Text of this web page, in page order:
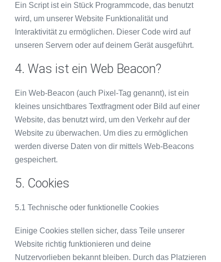
Ein Script ist ein Stück Programmcode, das benutzt
wird, um unserer Website Funktionalität und
Interaktivität zu ermöglichen. Dieser Code wird auf
unseren Servern oder auf deinem Gerät ausgeführt.
4. Was ist ein Web Beacon?
Ein Web-Beacon (auch Pixel-Tag genannt), ist ein
kleines unsichtbares Textfragment oder Bild auf einer
Website, das benutzt wird, um den Verkehr auf der
Website zu überwachen. Um dies zu ermöglichen
werden diverse Daten von dir mittels Web-Beacons
gespeichert.
5. Cookies
5.1 Technische oder funktionelle Cookies
Einige Cookies stellen sicher, dass Teile unserer
Website richtig funktionieren und deine
Nutzervorlieben bekannt bleiben. Durch das Platzieren